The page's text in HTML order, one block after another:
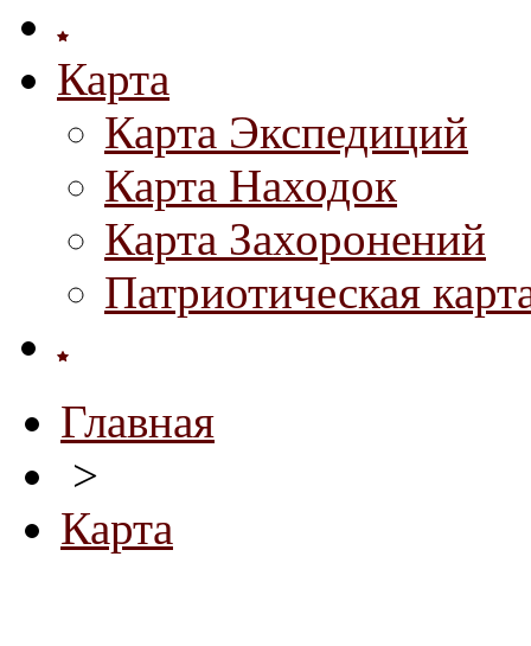
Карта
Карта Экспедиций
Карта Находок
Карта Захоронений
Патриотическая
Главная
>
Карта